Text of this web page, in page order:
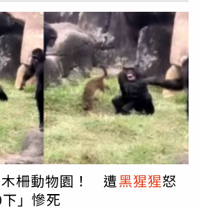
猩猩 的情緒，將黑猩猩
帶到室內後，
後送到救傷中心已無法救治，轉送家
病原（北部目前無）；保育員回到展
白鼻心進入及可能路線，確定場地安
活動場上，翌日，黑猩猩「娃琪」還
場地。台北市立動物園說明，動物園
態豐富，許多野生動物如白鼻心等常
鼻心擅長爬樹並運用樹枝作為通道在
深員工則向《三立新聞網》表示，白
30幾年來的第一次，未來園方會增設
次誤入。
柵動物園！ 遭黑猩猩怒
」慘死